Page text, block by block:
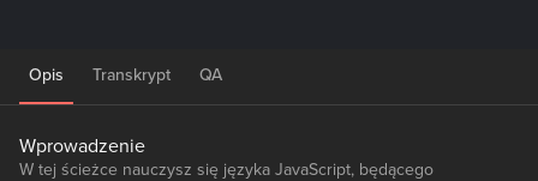
Opis Transkrypt QA
Wprowadzenie
W tej ścieżce nauczysz się języka JavaScript, będącego